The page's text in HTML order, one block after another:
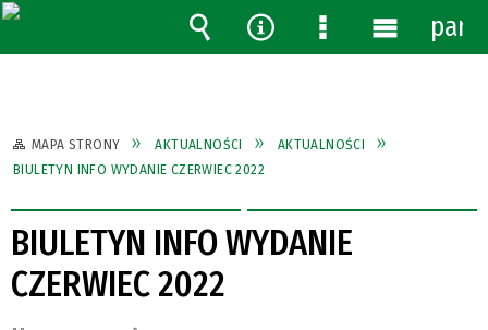
MAPA STRONY AKTUALNOŚCI
AKTUALNOŚCI
BIULETYN INFO WYDANIE CZERWIEC 2022
BIULETYN INFO WYDANIE
CZERWIEC 2022
Wyszukiwarka
Narzędzia
MenuMenu